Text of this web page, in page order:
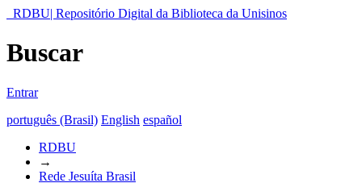
RDBU| Repositório Digital da Biblioteca da Unisinos
Buscar
Entrar
português (Brasil) English español
RDBU
→
Rede Jesuíta Brasil